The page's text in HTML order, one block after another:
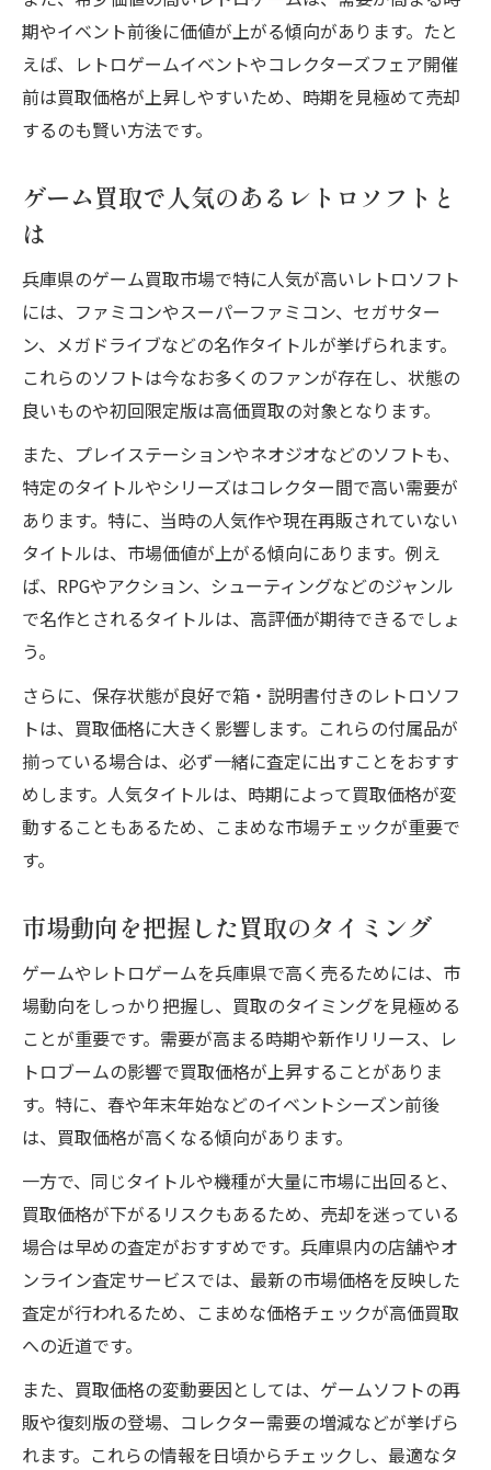
期やイベント前後に価値が上がる傾向があります。たと
えば、レトロゲームイベントやコレクターズフェア開催
前は買取価格が上昇しやすいため、時期を見極めて売却
するのも賢い方法です。
ゲーム買取で人気のあるレトロソフトと
は
兵庫県のゲーム買取市場で特に人気が高いレトロソフト
には、ファミコンやスーパーファミコン、セガサター
ン、メガドライブなどの名作タイトルが挙げられます。
これらのソフトは今なお多くのファンが存在し、状態の
良いものや初回限定版は高価買取の対象となります。
また、プレイステーションやネオジオなどのソフトも、
特定のタイトルやシリーズはコレクター間で高い需要が
あります。特に、当時の人気作や現在再販されていない
タイトルは、市場価値が上がる傾向にあります。例え
ば、RPGやアクション、シューティングなどのジャンル
で名作とされるタイトルは、高評価が期待できるでしょ
う。
さらに、保存状態が良好で箱・説明書付きのレトロソフ
トは、買取価格に大きく影響します。これらの付属品が
揃っている場合は、必ず一緒に査定に出すことをおすす
めします。人気タイトルは、時期によって買取価格が変
動することもあるため、こまめな市場チェックが重要で
す。
市場動向を把握した買取のタイミング
ゲームやレトロゲームを兵庫県で高く売るためには、市
場動向をしっかり把握し、買取のタイミングを見極める
ことが重要です。需要が高まる時期や新作リリース、レ
トロブームの影響で買取価格が上昇することがありま
す。特に、春や年末年始などのイベントシーズン前後
は、買取価格が高くなる傾向があります。
一方で、同じタイトルや機種が大量に市場に出回ると、
買取価格が下がるリスクもあるため、売却を迷っている
場合は早めの査定がおすすめです。兵庫県内の店舗やオ
ンライン査定サービスでは、最新の市場価格を反映した
査定が行われるため、こまめな価格チェックが高価買取
への近道です。
また、買取価格の変動要因としては、ゲームソフトの再
販や復刻版の登場、コレクター需要の増減などが挙げら
れます。これらの情報を日頃からチェックし、最適なタ